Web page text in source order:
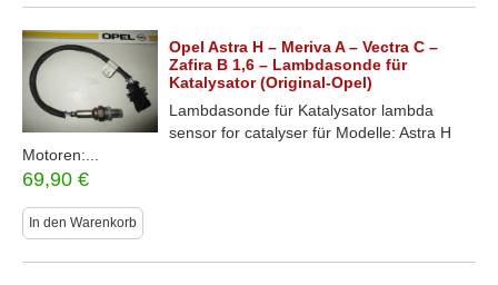
Opel Astra H – Meriva A – Vectra C –
Zafira B 1,6 – Lambdasonde für
Katalysator (Original-Opel)
Lambdasonde für Katalysator lambda
sensor for catalyser für Modelle: Astra H
Motoren:...
69,90 €
In den Warenkorb